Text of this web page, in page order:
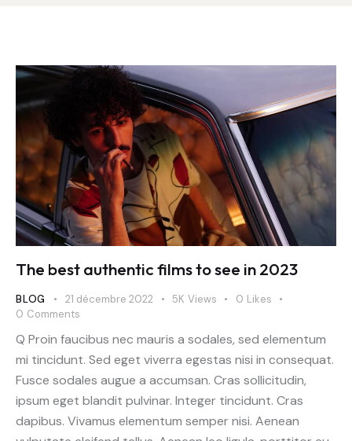
The best authentic films to see in 2023
BLOG 21 décembre 2022 5K Views 0 Likes
0 Comments
Q Proin faucibus nec mauris a sodales, sed elementum
mi tincidunt. Sed eget viverra egestas nisi in consequat.
Fusce sodales augue a accumsan. Cras sollicitudin,
ipsum eget blandit pulvinar. Integer tincidunt. Cras
dapibus. Vivamus elementum semper nisi. Aenean